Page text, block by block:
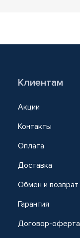
Клиентам
Акции
Контакты
Оплата
Доставка
Обмен и возврат
Гарантия
Договор-оферта